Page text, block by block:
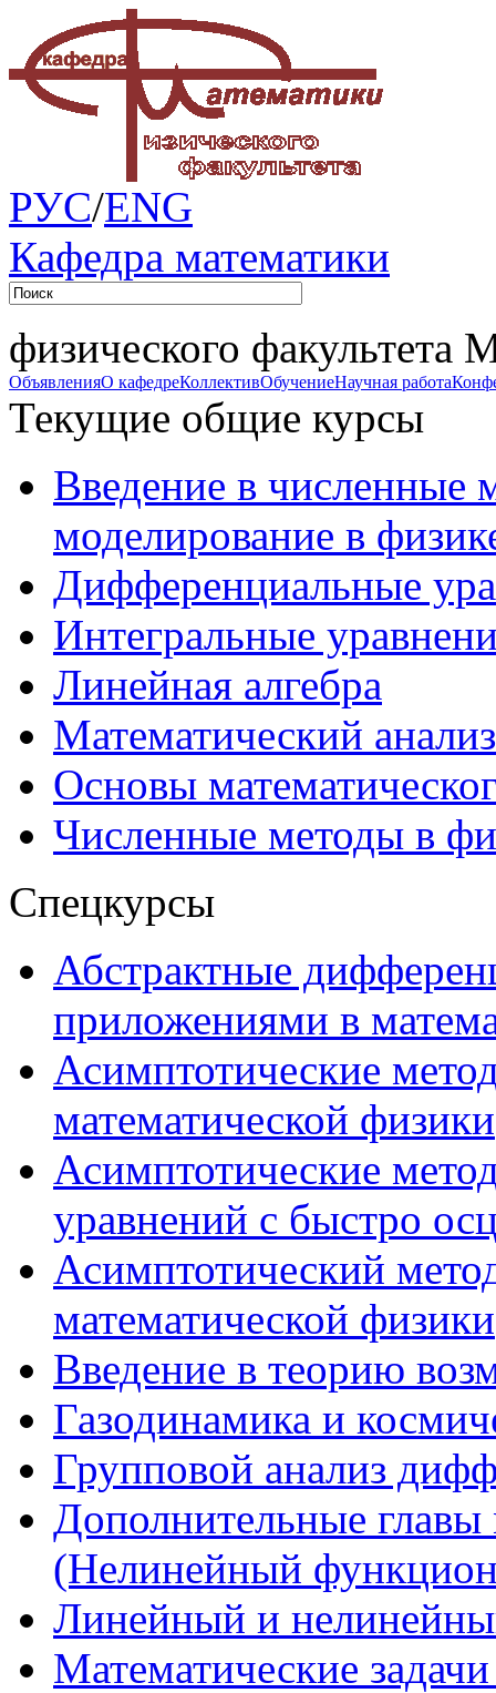
РУС/ENG
Кафедра математики
физического факультета
ОбъявленияО кафедреКоллективОбучениеНаучная работа
Текущие общие курсы
Введение в численные
моделирование в
Дифференциальные
Интегральные
Линейная алгебра
Математический
Основы
Численные методы в
Спецкурсы
Абстрактные
приложениями в
Асимптотические
математической физики
Асимптотические
уравнений с быстро
Асимптотический
математической физики
Введение в теорию
Газодинамика и
Групповой анализ
Дополнительные
(Нелинейный
Линейный и
Математические